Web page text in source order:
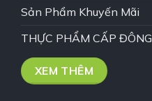
Sản Phẩm Khuyến Mãi
THỰC PHẨM CẤP ĐÔNG
XEM THÊM